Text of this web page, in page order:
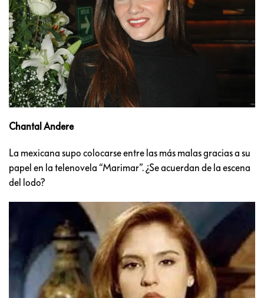
Chantal Andere
La mexicana supo colocarse entre las más malas gracias a su
papel en la telenovela “Marimar”. ¿Se acuerdan de la escena
del lodo?